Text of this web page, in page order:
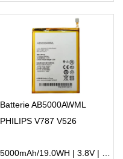
Batterie AB5000AWML
PHILIPS V787 V526
5000mAh/19.0WH | 3.8V | Li-ion ...